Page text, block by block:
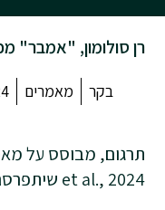
רן סולומון, "אמבר"
בקר מאמרים
et al., 2024 שיתפרסם בקרוב ב-J. Dairy Science.